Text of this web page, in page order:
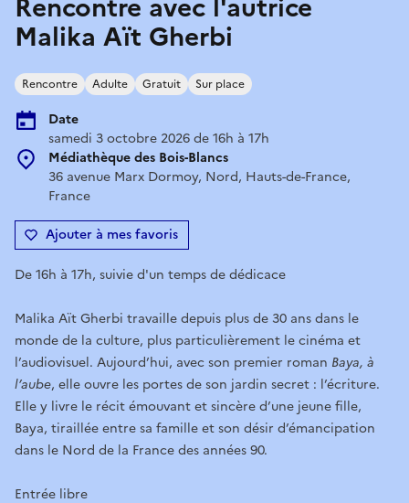
Malika Aït Gherbi
Rencontre Adulte Gratuit Sur place
Date
samedi 3 octobre 2026 de 16h à 17h
Médiathèque des Bois-Blancs
36 avenue Marx Dormoy, Nord, Hauts-de-France,
France
Ajouter à mes favoris
De 16h à 17h, suivie d'un temps de dédicace
Malika Aït Gherbi travaille depuis plus de 30 ans dans le
monde de la culture, plus particulièrement le cinéma et
l’audiovisuel. Aujourd’hui, avec son premier roman Baya, à
l’aube, elle ouvre les portes de son jardin secret : l’écriture.
Elle y livre le récit émouvant et sincère d’une jeune fille,
Baya, tiraillée entre sa famille et son désir d’émancipation
dans le Nord de la France des années 90.
Entrée libre